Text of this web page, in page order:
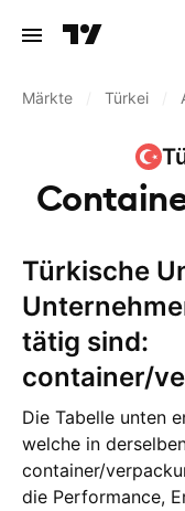
Märkte Türkei
Türkische Unternehmen
tätig sind:
container/
Die Tabelle unten
welche in
container/
die Performance,